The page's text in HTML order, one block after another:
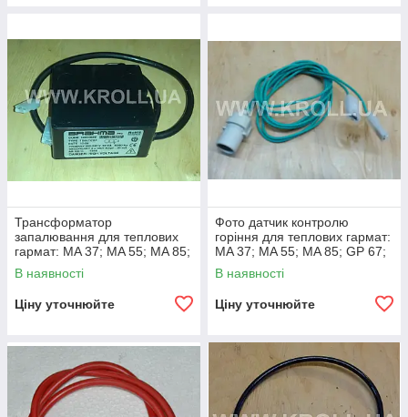
Трансформатор
запалювання для теплових
гармат: MA 37; MA 55; MA 85;
GP 67; GP 115
В наявності
Ціну уточнюйте
Фото датчик контролю
горіння для теплових гармат:
MA 37; MA 55; MA 85; GP 67;
GP 115
В наявності
Ціну уточнюйте